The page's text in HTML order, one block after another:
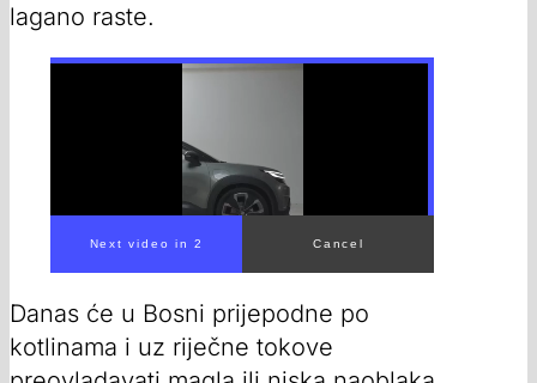
lagano raste.
Danas će u Bosni prijepodne po
kotlinama i uz riječne tokove